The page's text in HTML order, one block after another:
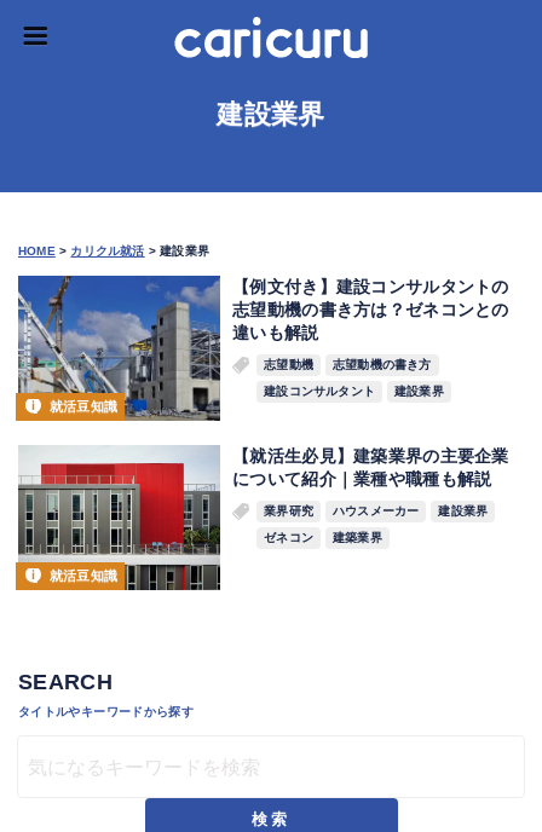
建設業界
HOME > カリクル就活 >建設業界
就活豆知識
【例文付き】建設コンサルタントの
志望動機の書き方は？ゼネコンとの
違いも解説
志望動機
志望動機の書き方
建設コンサルタント
建設業界
就活豆知識
【就活生必見】建築業界の主要企業
について紹介｜業種や職種も解説
業界研究 ハウスメーカー
建設業界
ゼネコン
建築業界
SEARCH
タイトルやキーワードから探す
検索